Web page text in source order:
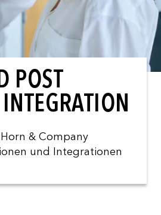
POST
& Company
und Integrationen